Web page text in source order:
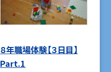
８年職場体験【３日目】
Part.1